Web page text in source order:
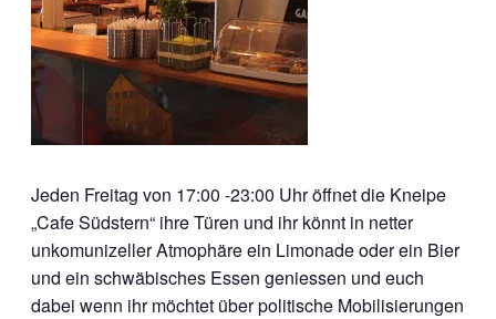
Jeden Freitag von 17:00 -23:00 Uhr öffnet die Kneipe
„Cafe Südstern“ ihre Türen und ihr könnt in netter
unkomunizeller Atmophäre ein Limonade oder ein Bier
und ein schwäbisches Essen geniessen und euch
dabei wenn ihr möchtet über politische Mobilisierungen